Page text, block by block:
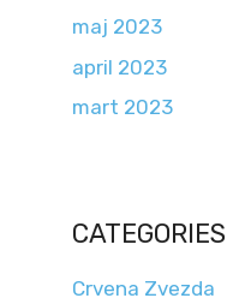
maj 2023
april 2023
mart 2023
CATEGORIES
Crvena Zvezda